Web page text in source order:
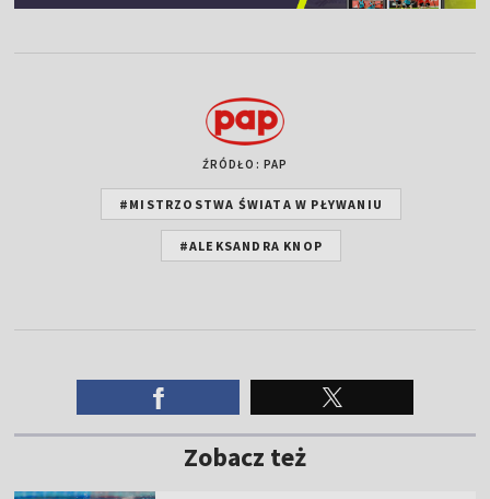
ŹRÓDŁO: PAP
#MISTRZOSTWA ŚWIATA W PŁYWANIU
#ALEKSANDRA KNOP
Zobacz też